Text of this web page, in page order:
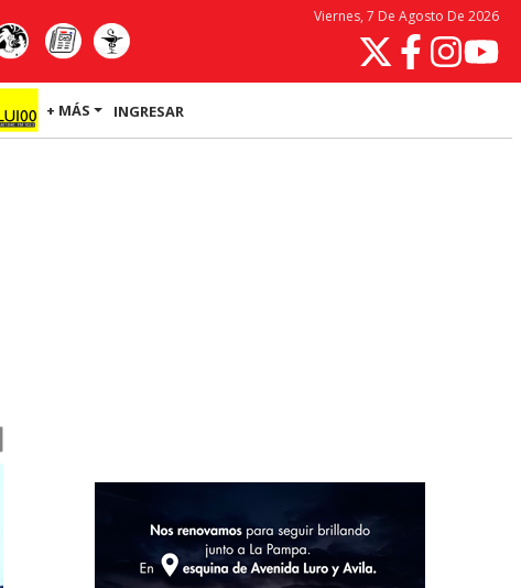
Viernes, 7 De Agosto De 2026
+ MÁS INGRESAR